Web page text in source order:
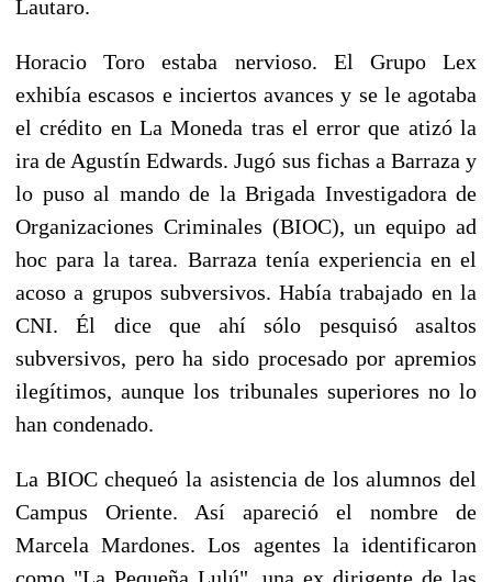
Lautaro.
Horacio Toro estaba nervioso. El Grupo Lex
exhibía escasos e inciertos avances y se le agotaba
el crédito en La Moneda tras el error que atizó la
ira de Agustín Edwards. Jugó sus fichas a Barraza y
lo puso al mando de la Brigada Investigadora de
Organizaciones Criminales (BIOC), un equipo ad
hoc para la tarea. Barraza tenía experiencia en el
acoso a grupos subversivos. Había trabajado en la
CNI. Él dice que ahí sólo pesquisó asaltos
subversivos, pero ha sido procesado por apremios
ilegítimos, aunque los tribunales superiores no lo
han condenado.
La BIOC chequeó la asistencia de los alumnos del
Campus Oriente. Así apareció el nombre de
Marcela Mardones. Los agentes la identificaron